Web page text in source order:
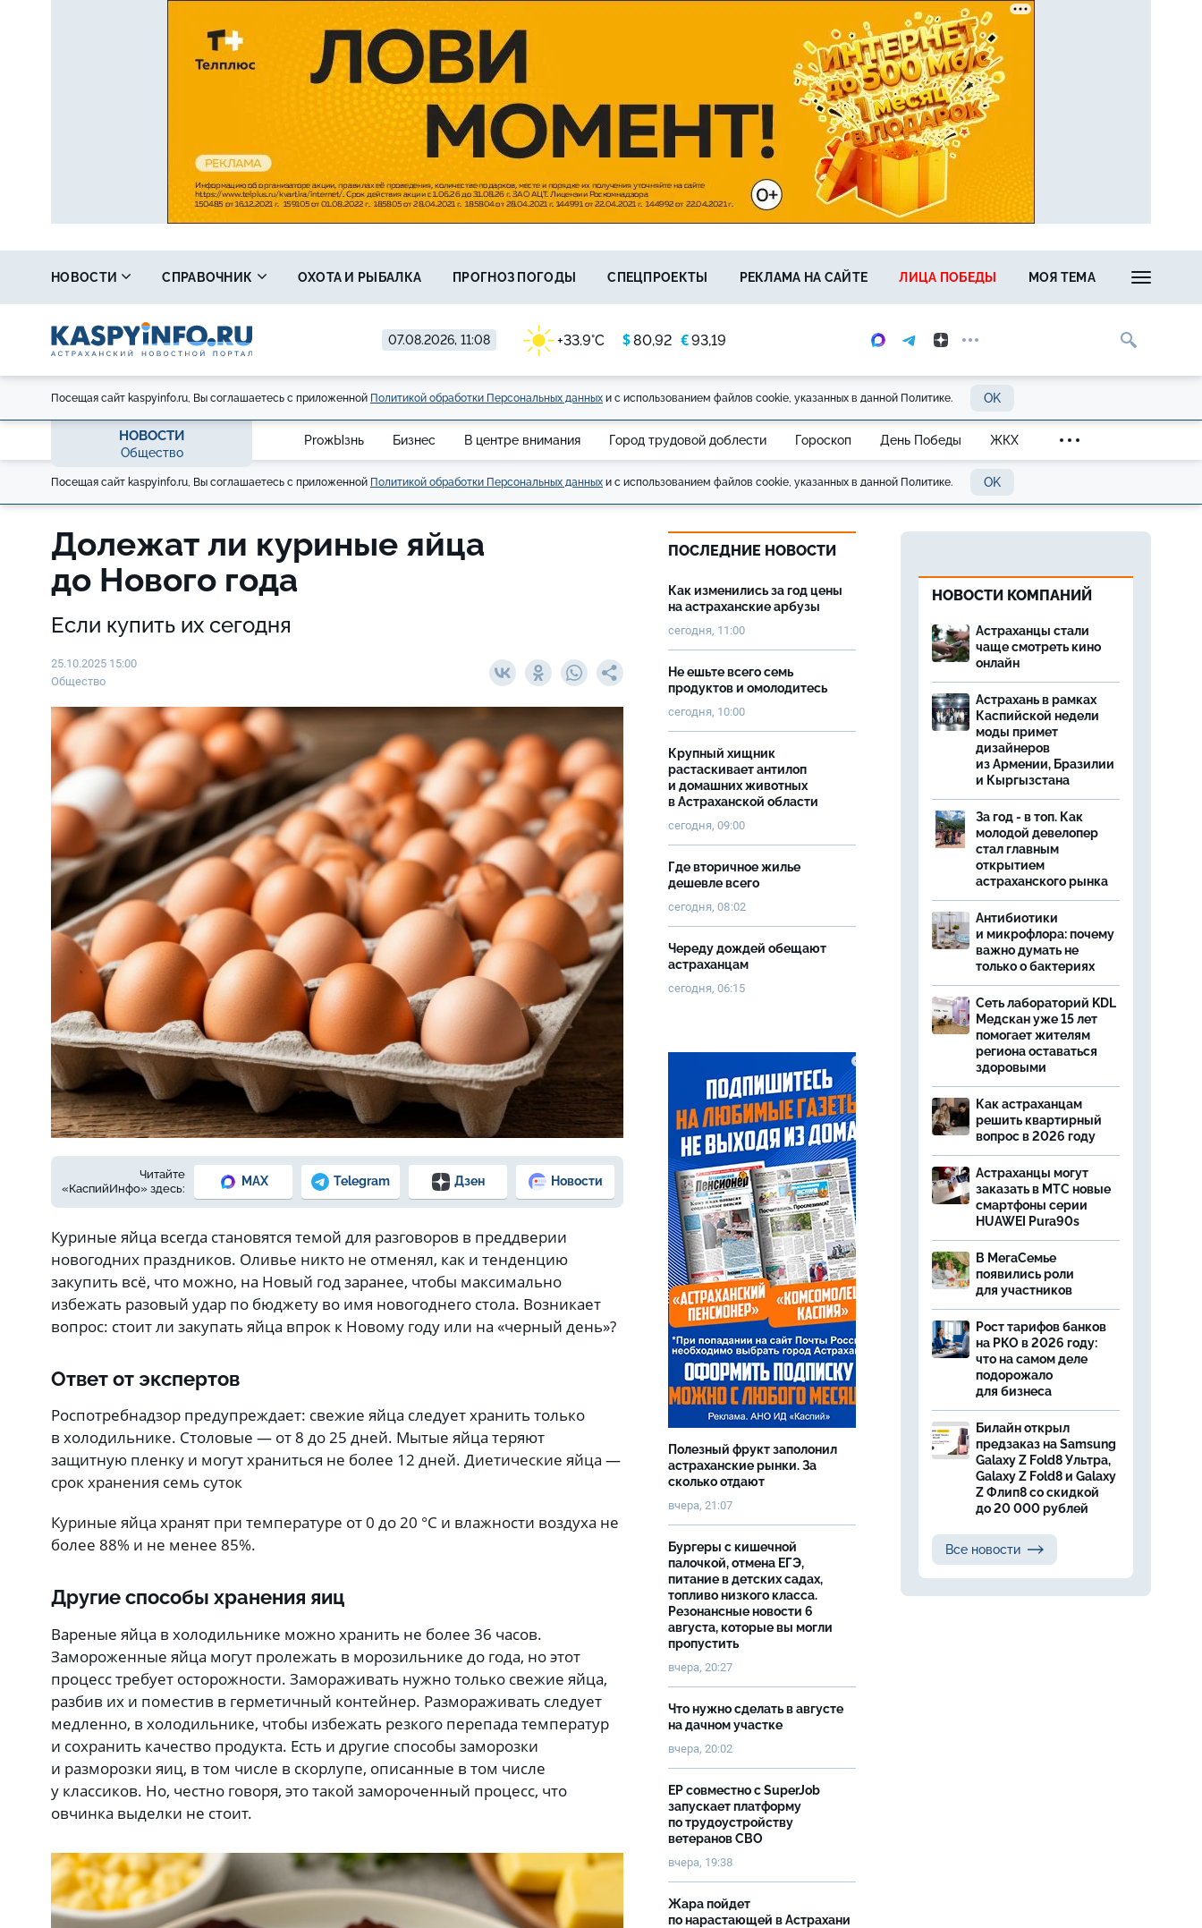
07.08.2026, 11:08 +33.9°C $80,92 €93,19
НОВОСТИ СПРАВОЧНИК ОХОТА И РЫБАЛКА ПРОГНОЗ ПОГОДЫ СПЕЦПРОЕКТЫ РЕКЛАМА НА САЙТЕ ЛИЦА ПОБЕДЫ МОЯ ТЕМА
Посещая сайт kaspyinfo.ru, Вы соглашаетесь с приложенной Политикой обработки Персональных данных и с использованием файлов cookie, указанных в данной Политике. OK
НОВОСТИ
Общество
ProжЫзнь Бизнес В центре внимания Город трудовой доблести Гороскоп День Победы ЖКХ
Посещая сайт kaspyinfo.ru, Вы соглашаетесь с приложенной Политикой обработки Персональных данных и с использованием файлов cookie, указанных в данной Политике. OK
Долежат ли куриные яйца
до Нового года
Если купить их сегодня
25.10.2025 15:00
Общество
Фото: Сгенерировано ИИ
Читайте
«КаспийИнфо» здесь:
MAX Telegram Дзен Новости
Куриные яйца всегда становятся темой для разговоров в преддверии
новогодних праздников. Оливье никто не отменял, как и тенденцию
закупить всё, что можно, на Новый год заранее, чтобы максимально
избежать разовый удар по бюджету во имя новогоднего стола. Возникает
вопрос: стоит ли закупать яйца впрок к Новому году или на «черный день»?
Ответ от экспертов
Роспотребнадзор предупреждает: свежие яйца следует хранить только
в холодильнике. Столовые — от 8 до 25 дней. Мытые яйца теряют
защитную пленку и могут храниться не более 12 дней. Диетические яйца —
срок хранения семь суток
Куриные яйца хранят при температуре от 0 до 20 °C и влажности воздуха не
более 88% и не менее 85%.
Другие способы хранения яиц
Вареные яйца в холодильнике можно хранить не более 36 часов.
Замороженные яйца могут пролежать в морозильнике до года, но этот
процесс требует осторожности. Замораживать нужно только свежие яйца,
разбив их и поместив в герметичный контейнер. Размораживать следует
медленно, в холодильнике, чтобы избежать резкого перепада температур
и сохранить качество продукта. Есть и другие способы заморозки
и разморозки яиц, в том числе в скорлупе, описанные в том числе
у классиков. Но, честно говоря, это такой замороченный процесс, что
овчинка выделки не стоит.
ПОСЛЕДНИЕ НОВОСТИ
Как изменились за год цены
на астраханские арбузы
сегодня, 11:00
Не ешьте всего семь
продуктов и омолодитесь
сегодня, 10:00
Крупный хищник
растаскивает антилоп
и домашних животных
в Астраханской области
сегодня, 09:00
Где вторичное жилье
дешевле всего
сегодня, 08:02
Череду дождей обещают
астраханцам
сегодня, 06:15
Полезный фрукт заполонил
астраханские рынки. За
сколько отдают
вчера, 21:07
Бургеры с кишечной
палочкой, отмена ЕГЭ,
питание в детских садах,
топливо низкого класса.
Резонансные новости 6
августа, которые вы могли
пропустить
вчера, 20:27
Что нужно сделать в августе
на дачном участке
вчера, 20:02
ЕР совместно с SuperJob
запускает платформу
по трудоустройству
ветеранов СВО
вчера, 19:38
Жара пойдет
по нарастающей в Астрахани
НОВОСТИ КОМПАНИЙ
Астраханцы стали
чаще смотреть кино
онлайн
Астрахань в рамках
Каспийской недели
моды примет
дизайнеров
из Армении, Бразилии
и Кыргызстана
За год - в топ. Как
молодой девелопер
стал главным
открытием
астраханского рынка
Антибиотики
и микрофлора: почему
важно думать не
только о бактериях
Сеть лабораторий KDL
Медскан уже 15 лет
помогает жителям
региона оставаться
здоровыми
Как астраханцам
решить квартирный
вопрос в 2026 году
Астраханцы могут
заказать в МТС новые
смартфоны серии
HUAWEI Pura90s
В МегаСемье
появились роли
для участников
Рост тарифов банков
на РКО в 2026 году:
что на самом деле
подорожало
для бизнеса
Билайн открыл
предзаказ на Samsung
Galaxy Z Fold8 Ультра,
Galaxy Z Fold8 и Galaxy
Z Флип8 со скидкой
до 20 000 рублей
Все новости